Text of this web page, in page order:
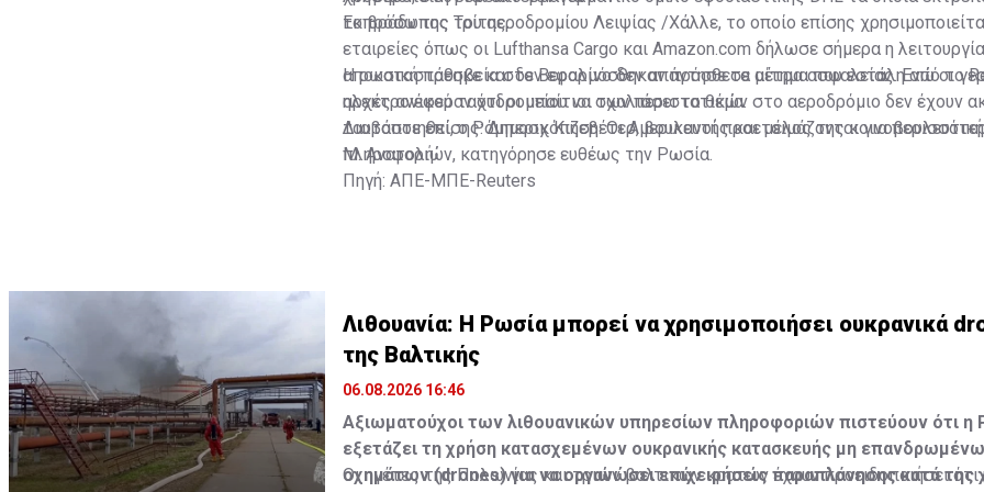
το βράδυ της Τρίτης.
Εκπρόσωπος του αεροδρομίου Λειψίας /Χάλλε, το οποίο επίσης
εταιρείες όπως οι Lufthansa Cargo και Amazon.com δήλωσε σήμερα η
αποκαταστάθηκε και δεν εφαρμόσθηκαν πρόσθετα μέτρα ασφαλείας. Ενώ οι
αρχές ανέφεραν ότι οι υπαίτιοι των περιστατικών στο αεροδρόμιο δεν έχουν
ταυτοποιηθεί, ο Ρόμπεριχ Κιζεβέτερ, βουλευτής και μέλος της
πληροφοριών, κατηγόρησε ευθέως την Ρωσία.
Η ρωσική πρεσβεία στο Βερολίνο δεν απάντησε σε αίτημα που εστάλη από το
ηλεκτρονικού ταχυδρομείου να σχολιάσει το θέμα.
Διαβάστε επίσης:Δημοσκόπηση: Οι Αμερικανοί προετοιμάζονται για
Μ. Ανατολή
Πηγή: ΑΠΕ-ΜΠΕ-Reuters
Λιθουανία: Η Ρωσία μπορεί να χρησιμοποιήσει ουκρανικά
της Βαλτικής
06.08.2026 16:46
Αξιωματούχοι των λιθουανικών υπηρεσίων πληροφοριών πιστεύουν ότι η
εξετάζει τη χρήση κατασχεμένων ουκρανικής κατασκευής μη
οχημάτων (drones) για να οργανώσει επιχειρήσεις παραπλάνησης κατά της
Οι ηγέτες της Πολωνίας και τριών βαλτικών κρατών έχουν προειδοποιήσει